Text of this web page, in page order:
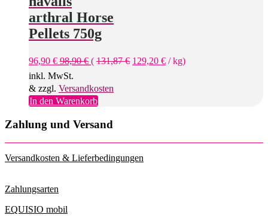
auf.
auf
gewählt
arthral Horse
Pellets 750g
96,90 € 98,90€ ( 131,87€ 129,20 € /kg)
inkl. MwSt.
& zzgl. Versandkosten
In den Warenkorb
Zahlung und Versand
Versandkosten & Lieferbedingungen
Zahlungsarten
EQUISIO mobil